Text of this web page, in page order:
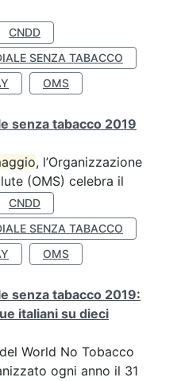
CNDD
SENZA TABACCO
OMS
senza tabacco 2019
, l’Organizzazione
(OMS) celebra il
CNDD
SENZA TABACCO
OMS
senza tabacco 2019:
italiani su dieci
World No Tobacco
ogni anno il 31